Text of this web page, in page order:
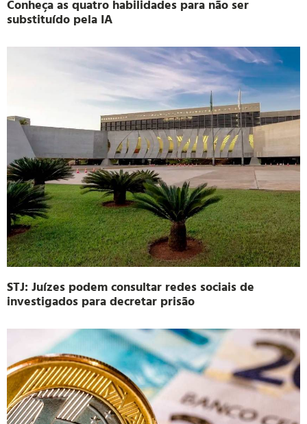
Conheça as quatro habilidades para não ser
substituído pela IA
STJ: Juízes podem consultar redes sociais de
investigados para decretar prisão